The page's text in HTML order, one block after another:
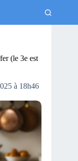
(le 3e est
à 18h46